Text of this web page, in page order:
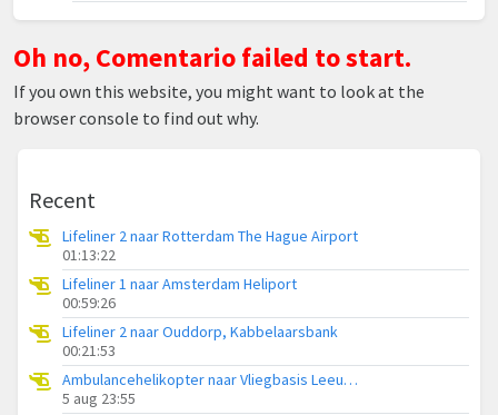
Oh no, Comentario failed to start.
If you own this website, you might want to look at the
browser console to find out why.
Recent
Lifeliner 2 naar Rotterdam The Hague Airport
01:13:22
Lifeliner 1 naar Amsterdam Heliport
00:59:26
Lifeliner 2 naar Ouddorp, Kabbelaarsbank
00:21:53
Ambulancehelikopter naar Vliegbasis Leeuwarden
5 aug 23:55